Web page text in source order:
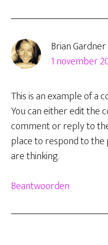
Brian Gardner
1 november
This is an example of a
You can either edit the
comment or reply to
place to respond to
are thinking.
Beantwoorden